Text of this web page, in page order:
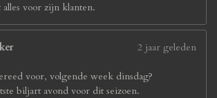
voor zijn klanten.
2 jaar geleden
voor, volgende week dinsdag?
biljart avond voor dit seizoen.